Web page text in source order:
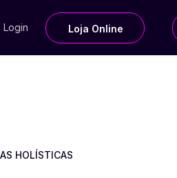
Login Loja Online
HOLÍSTICAS